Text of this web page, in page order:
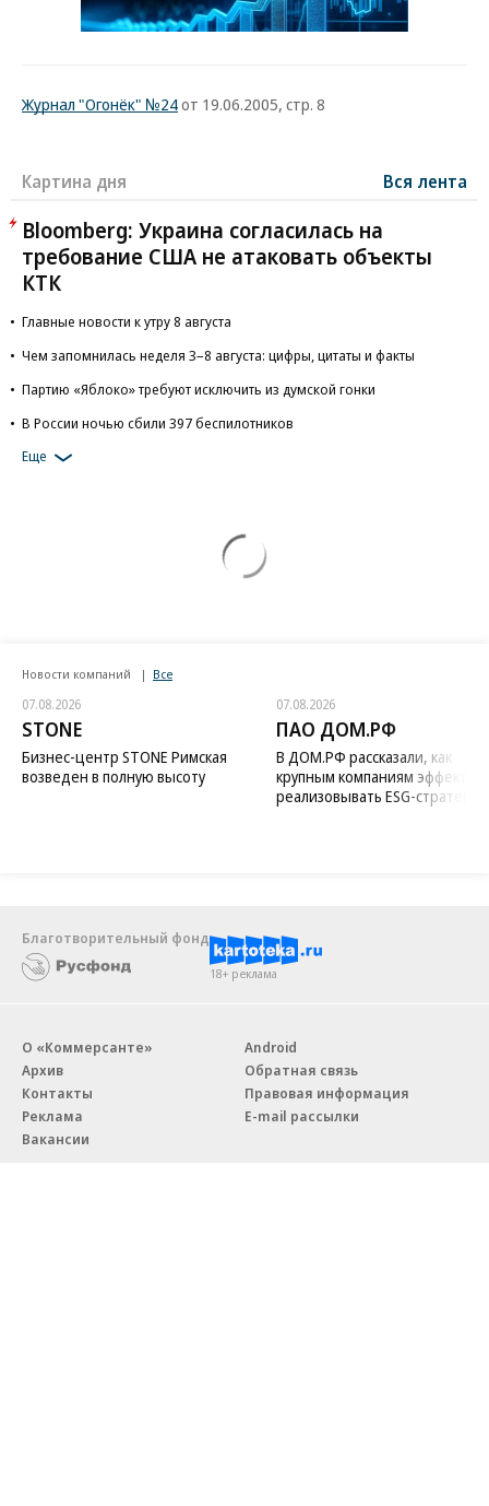
Журнал "Огонёк" №24от 19.06.2005, стр. 8
Картина дня Вся лента
Bloomberg: Украина согласилась на
требование США не атаковать объекты
КТК
Главные новости к утру 8 августа
Чем запомнилась неделя 3–8 августа: цифры, цитаты и факты
Партию «Яблоко» требуют исключить из думской гонки
В России ночью сбили 397 беспилотников
Еще
Новости компаний Все
07.08.2026
STONE
Бизнес-центр STONE Римская
возведен в полную высоту
07.08.2026
ПАО ДОМ.РФ
В ДОМ.РФ рассказали, как
крупным компаниям
реализовывать ESG-стратегию
Благотворительный фонд
18+ реклама
О «Коммерсанте»
Архив
Контакты
Реклама
Вакансии
Android
Обратная связь
Правовая информация
E-mail рассылки